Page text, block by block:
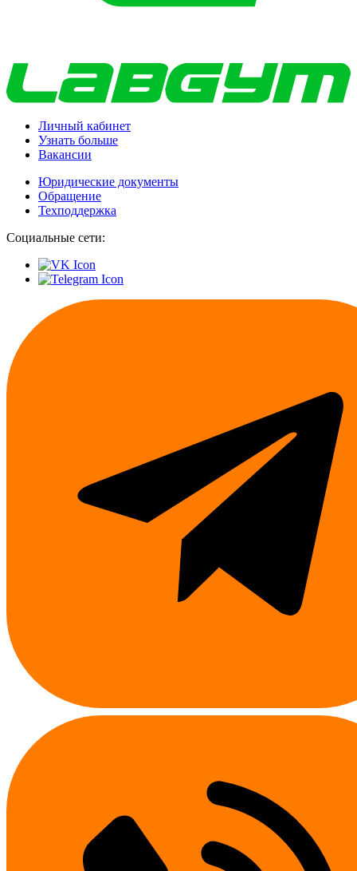
Личный кабинет
Узнать больше
Вакансии
Юридические документы
Обращение
Техподдержка
Социальные сети: